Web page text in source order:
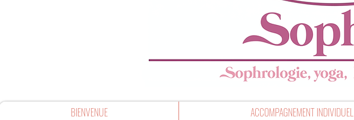
BIENVENUE ACCOMPAGNEMENT INDIVIDUEL